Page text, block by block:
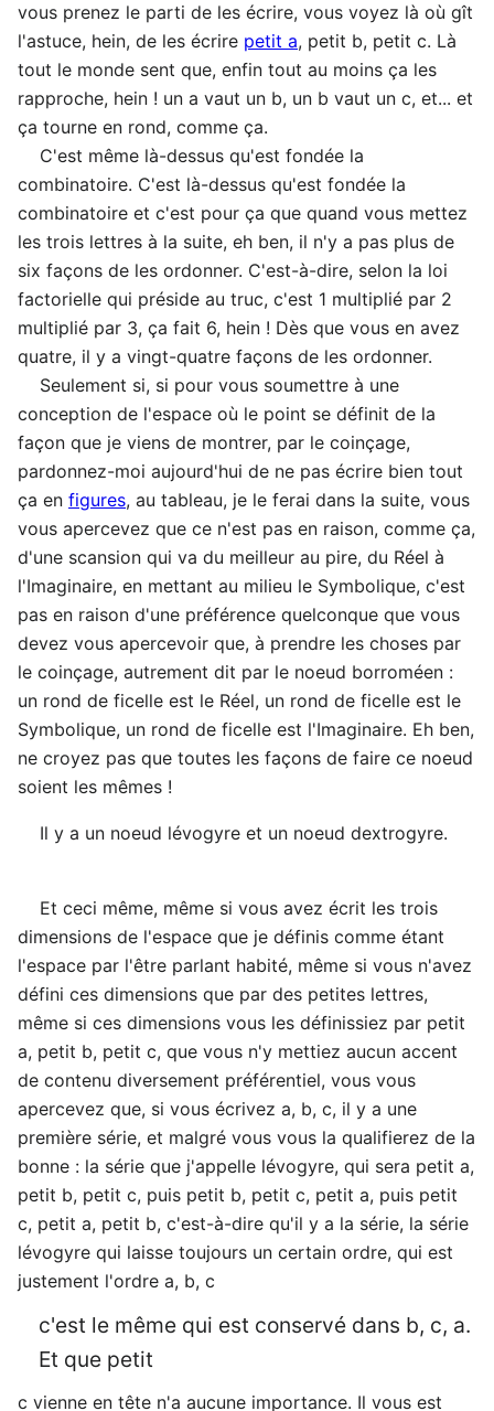
vous prenez le parti de les écrire, vous voyez là où gît
l'astuce, hein, de les écrire petit a, petit b, petit c. Là
tout le monde sent que, enfin tout au moins ça les
rapproche, hein ! un a vaut un b, un b vaut un c, et... et
ça tourne en rond, comme ça.
C'est même là-dessus qu'est fondée la
combinatoire. C'est là-dessus qu'est fondée la
combinatoire et c'est pour ça que quand vous mettez
les trois lettres à la suite, eh ben, il n'y a pas plus de
six façons de les ordonner. C'est-à-dire, selon la loi
factorielle qui préside au truc, c'est 1 multiplié par 2
multiplié par 3, ça fait 6, hein ! Dès que vous en avez
quatre, il y a vingt-quatre façons de les ordonner.
Seulement si, si pour vous soumettre à une
conception de l'espace où le point se définit de la
façon que je viens de montrer, par le coinçage,
pardonnez-moi aujourd'hui de ne pas écrire bien tout
ça en figures, au tableau, je le ferai dans la suite, vous
vous apercevez que ce n'est pas en raison, comme ça,
d'une scansion qui va du meilleur au pire, du Réel à
l'Imaginaire, en mettant au milieu le Symbolique, c'est
pas en raison d'une préférence quelconque que vous
devez vous apercevoir que, à prendre les choses par
le coinçage, autrement dit par le noeud borroméen :
un rond de ficelle est le Réel, un rond de ficelle est le
Symbolique, un rond de ficelle est l'Imaginaire. Eh ben,
ne croyez pas que toutes les façons de faire ce noeud
soient les mêmes !
Il y a un noeud lévogyre et un noeud dextrogyre.
Et ceci même, même si vous avez écrit les trois
dimensions de l'espace que je définis comme étant
l'espace par l'être parlant habité, même si vous n'avez
défini ces dimensions que par des petites lettres,
même si ces dimensions vous les définissiez par petit
a, petit b, petit c, que vous n'y mettiez aucun accent
de contenu diversement préférentiel, vous vous
apercevez que, si vous écrivez a, b, c, il y a une
première série, et malgré vous vous la qualifierez de la
bonne : la série que j'appelle lévogyre, qui sera petit a,
petit b, petit c, puis petit b, petit c, petit a, puis petit
c, petit a, petit b, c'est-à-dire qu'il y a la série, la série
lévogyre qui laisse toujours un certain ordre, qui est
justement l'ordre a, b, c
c'est le même qui est conservé dans b, c, a.
Et que petit
c vienne en tête n'a aucune importance. Il vous est